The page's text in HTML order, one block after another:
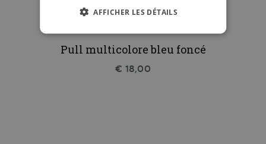
Pull multicolore bleu foncé
€ 18,00
AFFICHER LES DÉTAILS